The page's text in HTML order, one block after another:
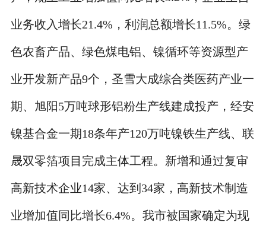
业务收入增长21.4%，利润总额增长11.5%。绿
色农畜产品、绿色煤电铝、镍循环等资源型产
业开发新产品9个，圣雪大成综合类医药产业一
期、旭阳5万吨球形铝粉生产线建成投产，经安
镍基合金一期18条年产120万吨镍铁生产线、联
晟双零箔项目完成主体工程。新增和通过复审
高新技术企业14家、达到34家，高新技术制造
业增加值同比增长6.4%。我市被国家确定为现